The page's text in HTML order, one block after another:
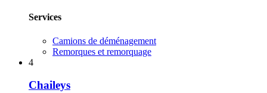
Services
Camions de déménagement
Remorques et remorquage
4
Chaileys